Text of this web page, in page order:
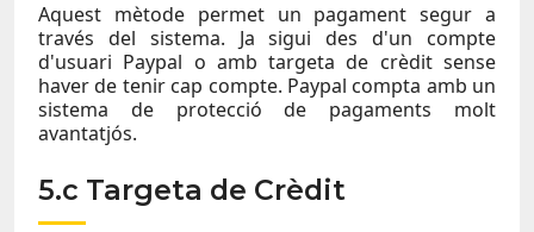
Aquest mètode permet un pagament segur a
través del sistema. Ja sigui des d'un compte
d'usuari Paypal o amb targeta de crèdit sense
haver de tenir cap compte. Paypal compta amb un
sistema de protecció de pagaments molt
avantatjós.
5.c Targeta de Crèdit